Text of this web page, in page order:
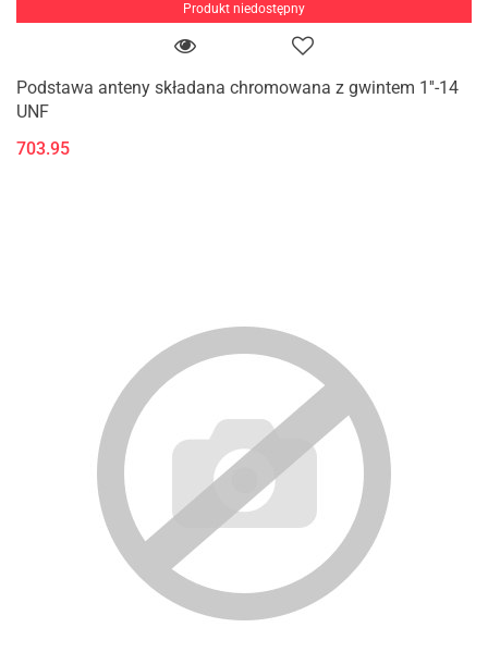
Produkt niedostępny
Podstawa anteny składana chromowana z gwintem 1''-14
UNF
703.95